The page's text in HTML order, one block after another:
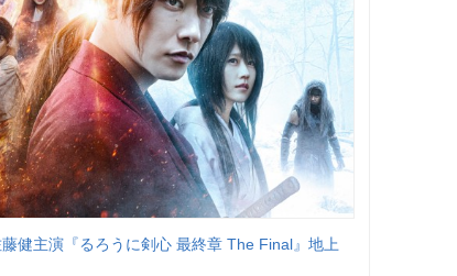
藤健主演『るろうに剣心 最終章 The Final』地上